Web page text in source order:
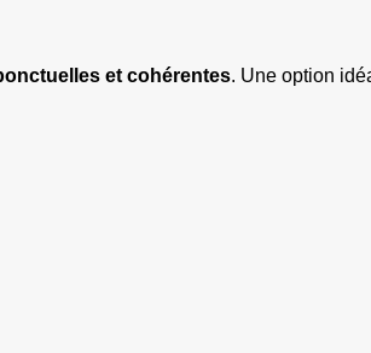
et cohérentes. Une option